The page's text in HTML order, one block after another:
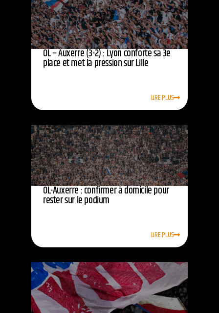
OL – Auxerre (3-2) : Lyon conforte sa 3e
place et met la pression sur Lille
LIRE PLUS
OL-Auxerre : confirmer à domicile pour
rester sur le podium
LIRE PLUS